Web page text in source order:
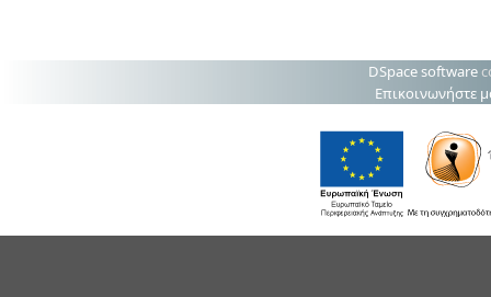
DSpace software
Επικοινωνήστε